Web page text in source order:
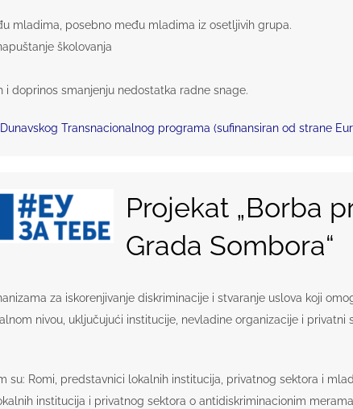
mladima, posebno među mladima iz osetljivih grupa.
školovanja
doprinos smanjenju nedostatka radne snage.
Transnacionalnog programa (sufinansiran od strane
Projekat „Borba
Grada Sombora“
za iskorenjivanje diskriminacije i stvaranje uslova koji
nivou, uključujući institucije, nevladine organizacije i
su: Romi, predstavnici lokalnih institucija, privatnog sektora i
institucija i privatnog sektora o antidiskriminacionim